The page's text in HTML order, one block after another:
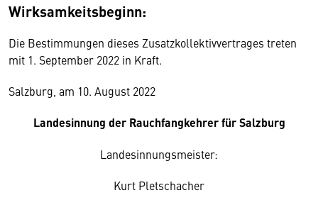
Wirksamkeitsbeginn:
Die Bestimmungen dieses Zusatzkollektivvertrages treten
mit 1. September 2022 in Kraft.
Salzburg, am 10. August 2022
Landesinnung der Rauchfangkehrer für Salzburg
Landesinnungsmeister:
Kurt Pletschacher